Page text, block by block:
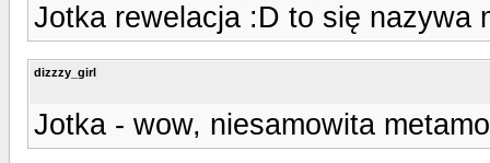
Jotka rewelacja :D to się nazywa
dizzzy_girl
Jotka - wow, niesamowita